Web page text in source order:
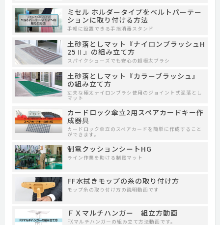
ミセル ホルダータイプをベルトパーテー
ションに取り付ける方法
手軽に設置できる手指消毒スタンド
土砂落としマット『ナイロンブラッシュH
25Ⅱ』の組み立て方
スパイクシューズでも安心の超極太ブラシ
土砂落としマット『カラーブラッシュ』
の組み立て方
丈夫な極太ナイロンブラシ使用のジョイント式泥落とし
マット
カードロック傘立2用スペアカードキー作
成器具
カードロック傘立のスペアカードを簡単に作成すること
ができます。
制電クッションシートHG
ライン作業を助ける制電マット
FF水拭きモップの糸の取り付け方
モップ糸の取り付け方の説明動画です
ＦＸマルチハンガー 組立方動画
FXマルチハンガーの組み立て方法動画です。